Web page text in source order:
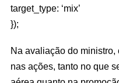
target_type: ‘mix’
});
Na avaliação do
nas ações, tanto no que